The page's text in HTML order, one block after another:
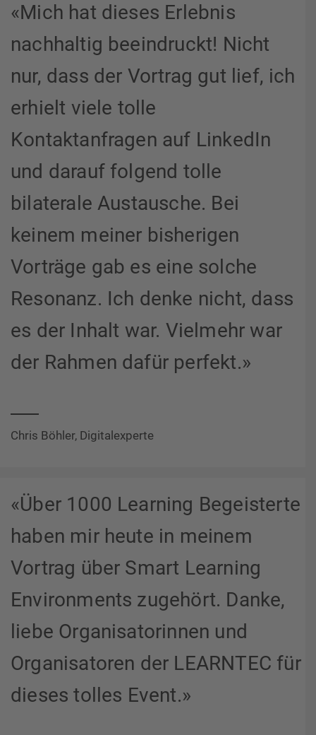
«Mich hat dieses Erlebnis
nachhaltig beeindruckt! Nicht
nur, dass der Vortrag gut lief, ich
erhielt viele tolle
Kontaktanfragen auf LinkedIn
und darauf folgend tolle
bilaterale Austausche. Bei
keinem meiner bisherigen
Vorträge gab es eine solche
Resonanz. Ich denke nicht, dass
es der Inhalt war. Vielmehr war
der Rahmen dafür perfekt.»
Chris Böhler, Digitalexperte
«Über 1000 Learning Begeisterte
haben mir heute in meinem
Vortrag über Smart Learning
Environments zugehört. Danke,
liebe Organisatorinnen und
Organisatoren der LEARNTEC für
dieses tolles Event.»